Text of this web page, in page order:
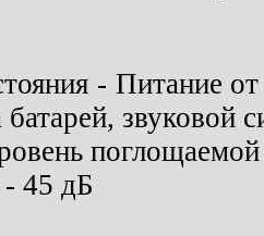
- Питание
батарей, звуковой
45 дБ